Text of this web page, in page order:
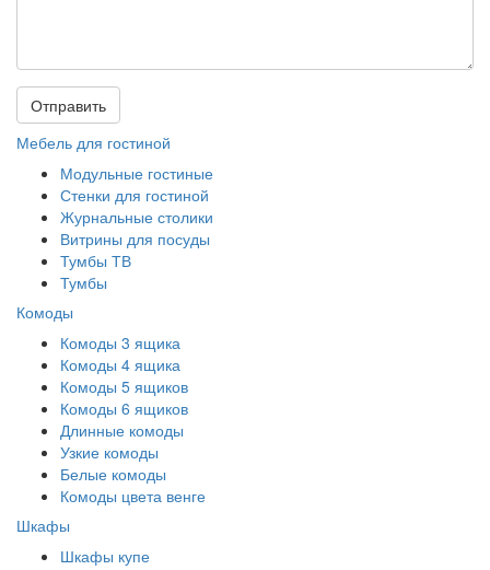
Отправить
Мебель для гостиной
Модульные гостиные
Стенки для гостиной
Журнальные столики
Витрины для посуды
Тумбы ТВ
Тумбы
Комоды
Комоды 3 ящика
Комоды 4 ящика
Комоды 5 ящиков
Комоды 6 ящиков
Длинные комоды
Узкие комоды
Белые комоды
Комоды цвета венге
Шкафы
Шкафы купе